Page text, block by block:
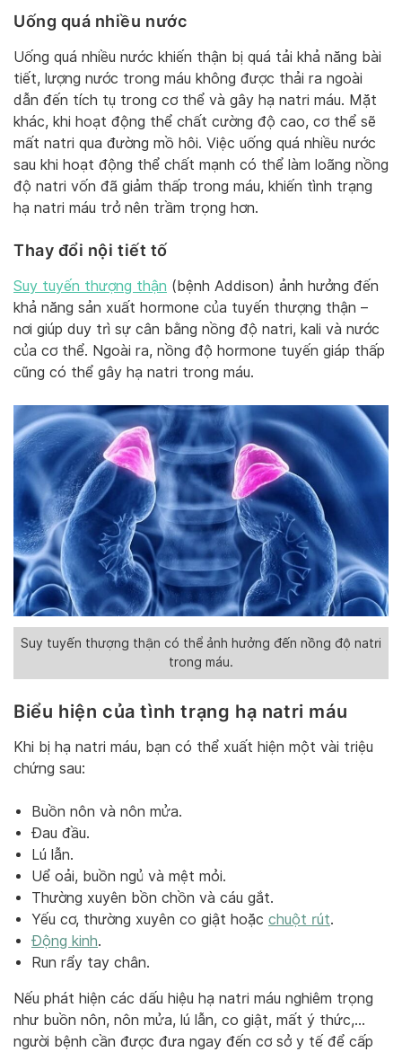
Uống quá nhiều nước
Uống quá nhiều nước khiến thận bị quá tải khả năng bài
tiết, lượng nước trong máu không được thải ra ngoài
dẫn đến tích tụ trong cơ thể và gây hạ natri máu. Mặt
khác, khi hoạt động thể chất cường độ cao, cơ thể sẽ
mất natri qua đường mồ hôi. Việc uống quá nhiều nước
sau khi hoạt động thể chất mạnh có thể làm loãng nồng
độ natri vốn đã giảm thấp trong máu, khiến tình trạng
hạ natri máu trở nên trầm trọng hơn.
Thay đổi nội tiết tố
Suy tuyến thượng thận (bệnh Addison) ảnh hưởng đến
khả năng sản xuất hormone của tuyến thượng thận –
nơi giúp duy trì sự cân bằng nồng độ natri, kali và nước
của cơ thể. Ngoài ra, nồng độ hormone tuyến giáp thấp
cũng có thể gây hạ natri trong máu.
Suy tuyến thượng thận có thể ảnh hưởng đến nồng độ natri
trong máu.
Biểu hiện của tình trạng hạ natri máu
Khi bị hạ natri máu, bạn có thể xuất hiện một vài triệu
chứng sau:
Buồn nôn và nôn mửa.
Đau đầu.
Lú lẫn.
Uể oải, buồn ngủ và mệt mỏi.
Thường xuyên bồn chồn và cáu gắt.
Yếu cơ, thường xuyên co giật hoặc chuột rút.
Động kinh.
Run rẩy tay chân.
Nếu phát hiện các dấu hiệu hạ natri máu nghiêm trọng
như buồn nôn, nôn mửa, lú lẫn, co giật, mất ý thức,…
người bệnh cần được đưa ngay đến cơ sở y tế để cấp